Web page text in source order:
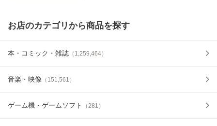
お店のカテゴリから商品を探す
本・コミック・雑誌 （ 1,259,464）
音楽・映像 （ 151,561 ）
ゲーム機・ゲームソフト （281 ）